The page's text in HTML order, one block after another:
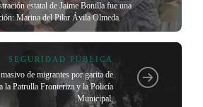
estatal de Jaime Bonilla fue una
Marina del Pilar Ávila Olmeda.
SEGURIDAD PÚBLICA
de migrantes por garita de
la Patrulla Fronteriza y la Policía
Municipal.